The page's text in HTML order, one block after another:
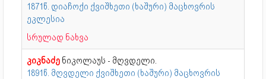
1871წ. დიაჩოქი ქვიშხეთი (ხაშური) მაცხოვრის
ეკლესია
სრულად ნახვა
კიკნაძე ნიკოლაუს - მღვდელი.
1891წ. მღვდელი ქვიშხეთი (ხაშური) მაცხოვრის